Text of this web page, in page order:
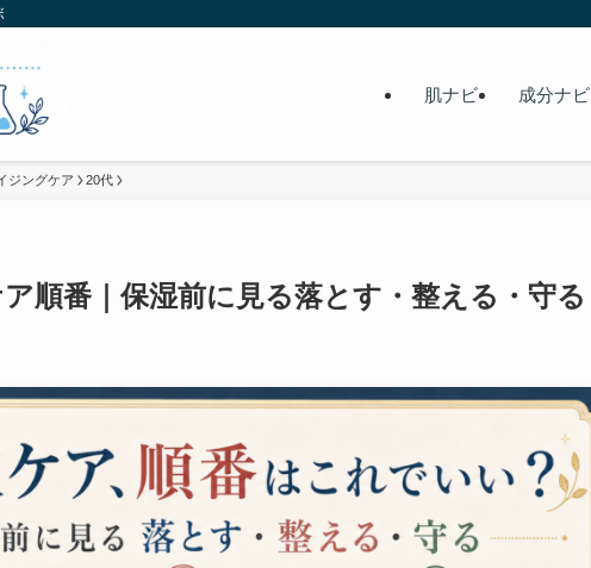
肌ナビ 成分ナビ
ジングケア 20代
順番｜保湿前に見る落とす・整える・守る